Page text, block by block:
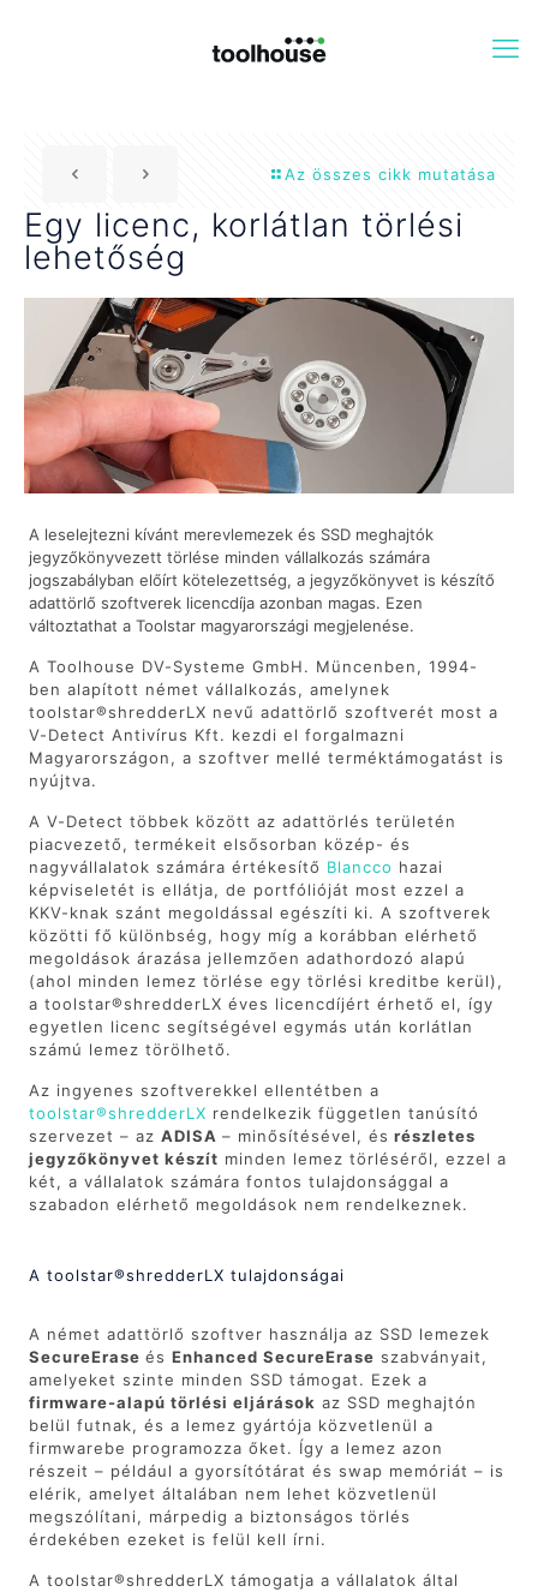
Az összes cikk mutatása
Egy licenc, korlátlan törlési
lehetőség
A leselejtezni kívánt merevlemezek és SSD meghajtók
jegyzőkönyvezett törlése minden vállalkozás számára
jogszabályban előírt kötelezettség, a jegyzőkönyvet is készítő
adattörlő szoftverek licencdíja azonban magas. Ezen
változtathat a Toolstar magyarországi megjelenése.
A Toolhouse DV-Systeme GmbH. Müncenben, 1994-
ben alapított német vállalkozás, amelynek
toolstar®shredderLX nevű adattörlő szoftverét most a
V-Detect Antivírus Kft. kezdi el forgalmazni
Magyarországon, a szoftver mellé terméktámogatást is
nyújtva.
A V-Detect többek között az adattörlés területén
piacvezető, termékeit elsősorban közép- és
nagyvállalatok számára értékesítő Blancco hazai
képviseletét is ellátja, de portfólióját most ezzel a
KKV-knak szánt megoldással egészíti ki. A szoftverek
közötti fő különbség, hogy míg a korábban elérhető
megoldások árazása jellemzően adathordozó alapú
(ahol minden lemez törlése egy törlési kreditbe kerül),
a toolstar®shredderLX éves licencdíjért érhető el, így
egyetlen licenc segítségével egymás után korlátlan
számú lemez törölhető.
Az ingyenes szoftverekkel ellentétben a
toolstar®shredderLX rendelkezik független tanúsító
szervezet – azADISA– minősítésével, és részletes
jegyzőkönyvet készít minden lemez törléséről, ezzel a
két, a vállalatok számára fontos tulajdonsággal a
szabadon elérhető megoldások nem rendelkeznek.
A toolstar®shredderLX tulajdonságai
A német adattörlő szoftver használja az SSD lemezek
SecureEraseésEnhanced SecureErase szabványait,
amelyeket szinte minden SSD támogat. Ezek a
firmware-alapú törlési eljárások az SSD meghajtón
belül futnak, és a lemez gyártója közvetlenül a
firmwarebe programozza őket. Így a lemez azon
részeit – például a gyorsítótárat és swap memóriát – is
elérik, amelyet általában nem lehet közvetlenül
megszólítani, márpedig a biztonságos törlés
érdekében ezeket is felül kell írni.
A toolstar®shredderLX támogatja a vállalatok által